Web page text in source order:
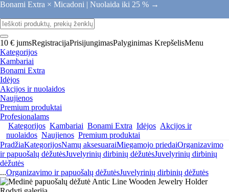
Bonami Extra × Micadoni | Nuolaida iki 25 % →
10 € jumsRegistracijaPrisijungimasPalyginimas KrepšelisMenu
Kategorijos
Kambariai
Bonami Extra
Idėjos
Akcijos ir nuolaidos
Naujienos
Premium produktai
Profesionalams
Kategorijos Kambariai Bonami Extra Idėjos Akcijos ir
nuolaidos Naujienos Premium produktai
PradžiaKategorijosNamų aksesuaraiMiegamojo priedaiOrganizavimo
ir papuošalų dėžutėsJuvelyrinių dirbinių dėžutėsJuvelyrinių dirbinių
dėžutės
...Organizavimo ir papuošalų dėžutėsJuvelyrinių dirbinių dėžutės